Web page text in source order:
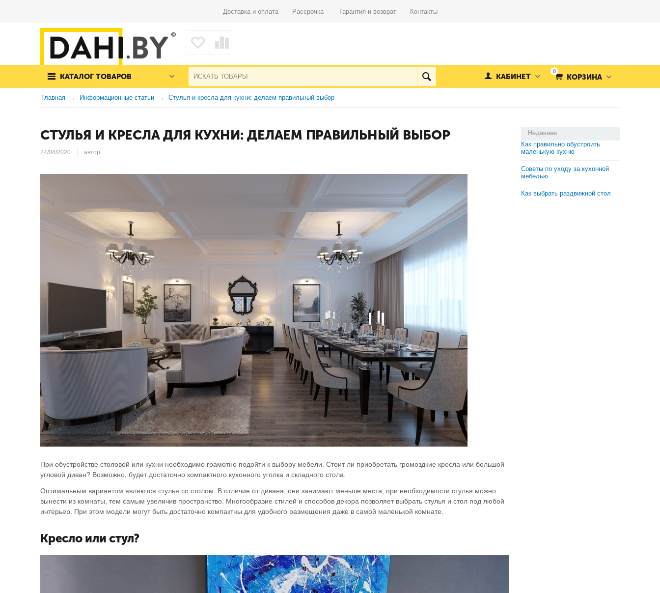
Доставка и оплата Рассрочка Гарантия и возврат Контакты
КАТАЛОГ ТОВАРОВ
0
КОРЗИНА
КАБИНЕТ
Главная Информационные статьи Стулья и кресла для кухни: делаем правильный выбор
СТУЛЬЯ И КРЕСЛА ДЛЯ КУХНИ: ДЕЛАЕМ ПРАВИЛЬНЫЙ ВЫБОР
24/04/2020 автор
При обустройстве столовой или кухни необходимо грамотно подойти к выбору мебели. Стоит ли приобретать громоздкие кресла или большой
угловой диван? Возможно, будет достаточно компактного кухонного уголка и складного стола.
Оптимальным вариантом являются стулья со столом. В отличие от дивана, они занимают меньше места, при необходимости стулья можно
вынести из комнаты, тем самым увеличив пространство. Многообразие стилей и способов декора позволяет выбрать стулья и стол под любой
интерьер. При этом модели могут быть достаточно компактны для удобного размещения даже в самой маленькой комнате.
Кресло или стул?
Недавнее
Как правильно обустроить
маленькую кухню
Советы по уходу за кухонной
мебелью
Как выбрать раздвижной стол